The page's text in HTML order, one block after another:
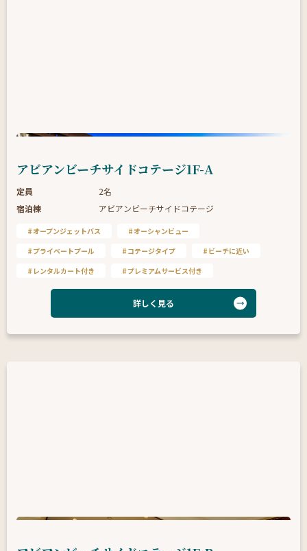
アビアンビーチサイドコテージ1F-A
定員
2名
宿泊棟
アビアンビーチサイドコテージ
オープンジェットバス
オーシャンビュー
プライベートプール
コテージタイプ
ビーチに近い
レンタルカート付き
プレミアムサービス付き
詳しく見る